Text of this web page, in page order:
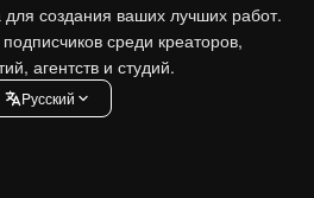
создания ваших лучших работ.
среди креаторов,
агентств и студий.
Pусский